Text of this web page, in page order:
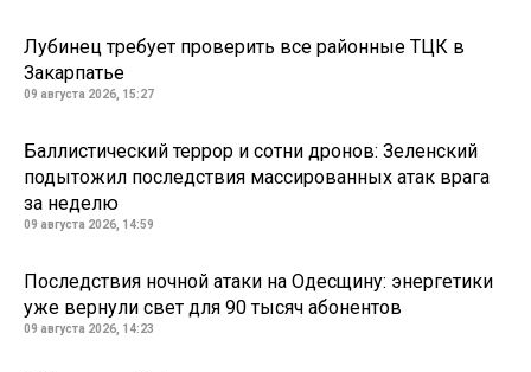
Лубинец требует проверить все районные ТЦК в
Закарпатье
09 августа 2026, 15:27
Баллистический террор и сотни дронов: Зеленский
подытожил последствия массированных атак врага
за неделю
09 августа 2026, 14:59
Последствия ночной атаки на Одесщину: энергетики
уже вернули свет для 90 тысяч абонентов
09 августа 2026, 14:23